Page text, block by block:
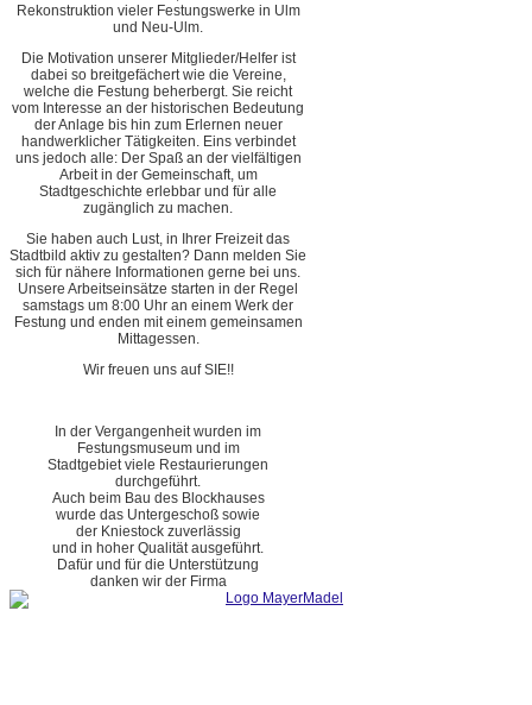
Rekonstruktion vieler Festungswerke in Ulm
und Neu-Ulm.
Die Motivation unserer Mitglieder/Helfer ist
dabei so breitgefächert wie die Vereine,
welche die Festung beherbergt. Sie reicht
vom Interesse an der historischen Bedeutung
der Anlage bis hin zum Erlernen neuer
handwerklicher Tätigkeiten. Eins verbindet
uns jedoch alle: Der Spaß an der vielfältigen
Arbeit in der Gemeinschaft, um
Stadtgeschichte erlebbar und für alle
zugänglich zu machen.
Sie haben auch Lust, in Ihrer Freizeit das
Stadtbild aktiv zu gestalten? Dann melden Sie
sich für nähere Informationen gerne bei uns.
Unsere Arbeitseinsätze starten in der Regel
samstags um 8:00 Uhr an einem Werk der
Festung und enden mit einem gemeinsamen
Mittagessen.
Wir freuen uns auf SIE!!
In der Vergangenheit wurden im
Festungsmuseum und im
Stadtgebiet viele Restaurierungen
durchgeführt.
Auch beim Bau des Blockhauses
wurde das Untergeschoß sowie
der Kniestock zuverlässig
und in hoher Qualität ausgeführt.
Dafür und für die Unterstützung
danken wir der Firma